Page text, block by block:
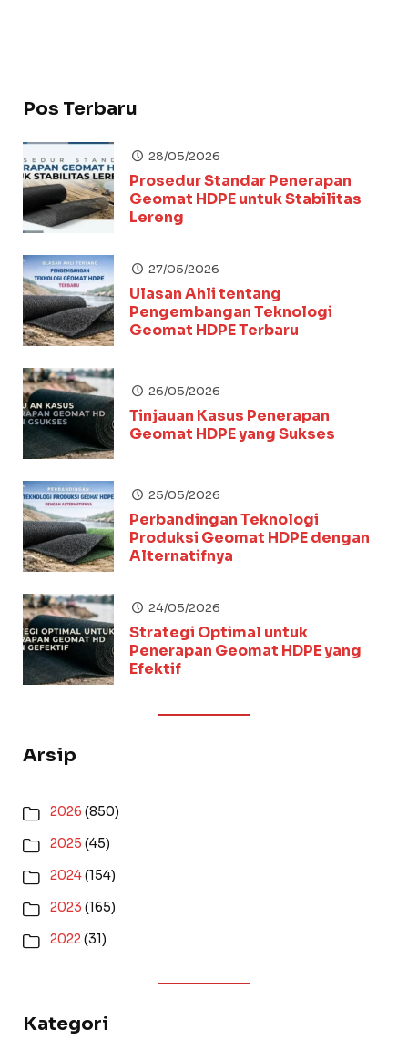
Pos Terbaru
28/05/2026
Prosedur Standar Penerapan
Geomat HDPE untuk Stabilitas
Lereng
27/05/2026
Ulasan Ahli tentang
Pengembangan Teknologi
Geomat HDPE Terbaru
26/05/2026
Tinjauan Kasus Penerapan
Geomat HDPE yang Sukses
25/05/2026
Perbandingan Teknologi
Produksi Geomat HDPE dengan
Alternatifnya
24/05/2026
Strategi Optimal untuk
Penerapan Geomat HDPE yang
Efektif
Arsip
2026 (850)
2025 (45)
2024(154)
2023 (165)
2022(31)
Kategori